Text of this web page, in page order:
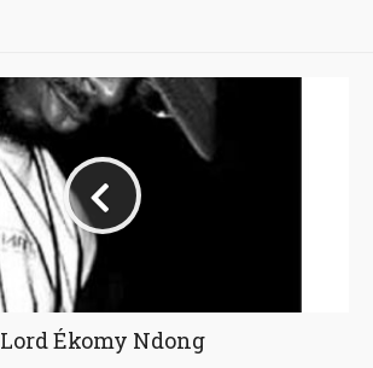
Lord Ékomy Ndong